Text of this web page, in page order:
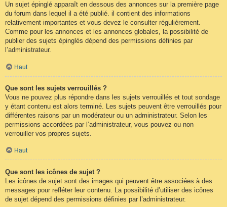
Un sujet épinglé apparaît en dessous des annonces sur la première page
du forum dans lequel il a été publié. il contient des informations
relativement importantes et vous devez le consulter régulièrement.
Comme pour les annonces et les annonces globales, la possibilité de
publier des sujets épinglés dépend des permissions définies par
l’administrateur.
Haut
Que sont les sujets verrouillés ?
Vous ne pouvez plus répondre dans les sujets verrouillés et tout sondage
y étant contenu est alors terminé. Les sujets peuvent être verrouillés pour
différentes raisons par un modérateur ou un administrateur. Selon les
permissions accordées par l’administrateur, vous pouvez ou non
verrouiller vos propres sujets.
Haut
Que sont les icônes de sujet ?
Les icônes de sujet sont des images qui peuvent être associées à des
messages pour refléter leur contenu. La possibilité d’utiliser des icônes
de sujet dépend des permissions définies par l’administrateur.